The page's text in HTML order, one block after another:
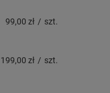
99,00 zł / szt.
199,00 zł / szt.